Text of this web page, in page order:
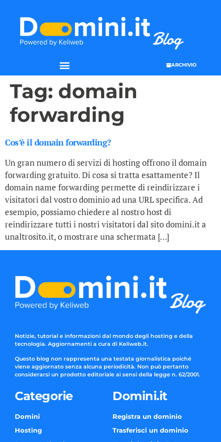
ARCHIVIO
Tag: domain
forwarding
Cos’è il domain forwarding?
Un gran numero di servizi di hosting offrono il domain
forwarding gratuito. Di cosa si tratta esattamente? Il
domain name forwarding permette di reindirizzare i
visitatori dal vostro dominio ad una URL specifica. Ad
esempio, possiamo chiedere al nostro host di
reindirizzare tutti i nostri visitatori dal sito domini.it a
unaltrosito.it, o mostrare una schermata […]
Notizie, tutorial e informazioni dal mondo degli hosting e della
tecnologia. Aggiornamenti a cura di Keliweb.it.
Questo blog non rappresenta una testata giornalistica poiché
viene aggiornato senza alcuna periodicità. Non può pertanto
considerarsi un prodotto editoriale ai sensi della legge n. 62/2001.
Categorie
Domini
Hosting
Domini.it
Registra un dominio
Trasferisci un dominio